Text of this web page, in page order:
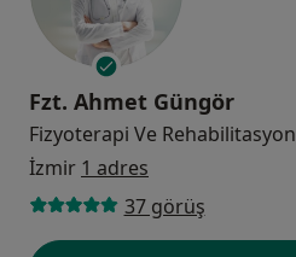
Fzt. Ahmet Güngör
Fizyoterapi Ve Rehabilitasyon
İzmir 1 adres
37 görüş